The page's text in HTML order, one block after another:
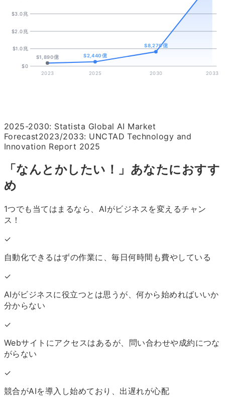
$3.0兆
$2.0兆
$1.0兆
$0
$1,890億 $2,440億
$8,270億
2023 2025 2030 2033
2025-2030: Statista Global AI Market
Forecast2023/2033: UNCTAD Technology and
Innovation Report 2025
「なんとかしたい！」あなたにおすす
め
1つでも当てはまるなら、AIがビジネスを変えるチャン
ス！
✓
自動化できるはずの作業に、毎日何時間も費やしている
✓
AIがビジネスに役立つとは思うが、何から始めればいいか
分からない
✓
Webサイトにアクセスはあるが、問い合わせや成約につな
がらない
✓
競合がAIを導入し始めており、出遅れが心配